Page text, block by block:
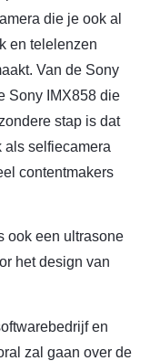
die je ook al
en telelenzen
Van de Sony
Sony IMX858 die
stap is dat
als selfiecamera
contentmakers
ook een ultrasone
het design van
en
zal gaan over de